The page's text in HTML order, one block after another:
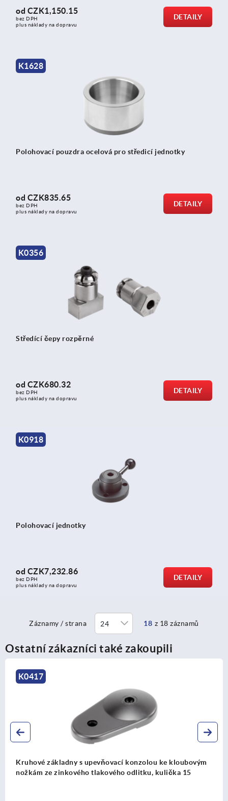
od CZK1,150.15
bez DPH
plus náklady na dopravu
DETAILY
K1628
Polohovací pouzdra ocelová pro středicí jednotky
od CZK835.65
bez DPH
plus náklady na dopravu
DETAILY
K0356
Středící čepy rozpěrné
od CZK680.32
bez DPH
plus náklady na dopravu
DETAILY
K0918
Polohovací jednotky
od CZK7,232.86
bez DPH
plus náklady na dopravu
DETAILY
Záznamy / strana 18 z 18 záznamů
Ostatní zákazníci také zakoupili
K0419
Kruhové základny ke kloubovým nožkám s tlumením
vibrací, kulička 15